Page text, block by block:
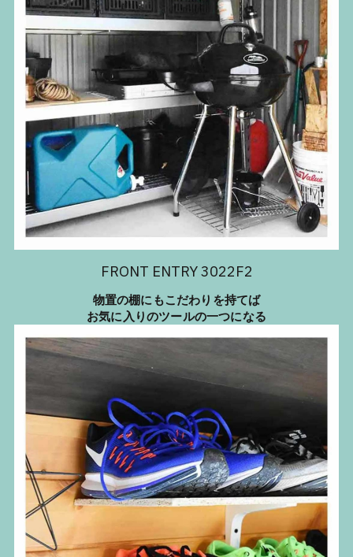
FRONT ENTRY 3022F2
物置の棚にもこだわりを持てば
お気に入りのツールの一つになる